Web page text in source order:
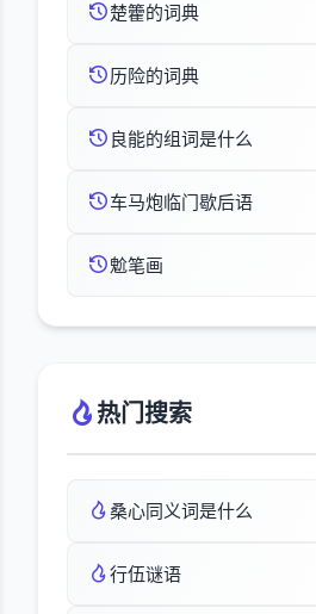
楚籗的词典
历险的词典
良能的组词是什么
车马炮临门歇后语
魀笔画
热门搜索
桑心同义词是什么
行伍谜语